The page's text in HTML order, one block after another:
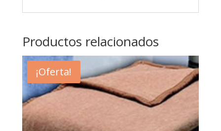
Productos relacionados
¡Oferta!